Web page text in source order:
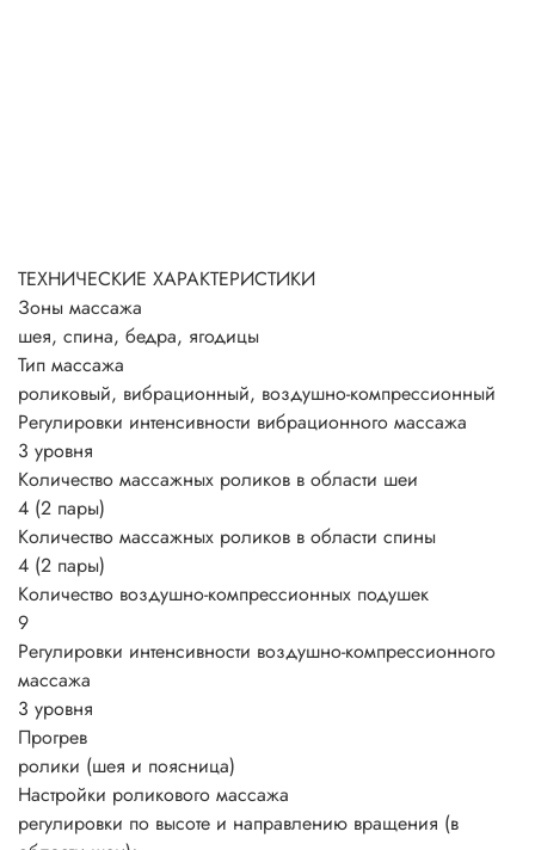
ТЕХНИЧЕСКИЕ ХАРАКТЕРИСТИКИ
Зоны массажа
шея, спина, бедра, ягодицы
Тип массажа
роликовый, вибрационный, воздушно-компрессионный
Регулировки интенсивности вибрационного массажа
3 уровня
Количество массажных роликов в области шеи
4 (2 пары)
Количество массажных роликов в области спины
4 (2 пары)
Количество воздушно-компрессионных подушек
9
Регулировки интенсивности воздушно-компрессионного
массажа
3 уровня
Прогрев
ролики (шея и поясница)
Настройки роликового массажа
регулировки по высоте и направлению вращения (в